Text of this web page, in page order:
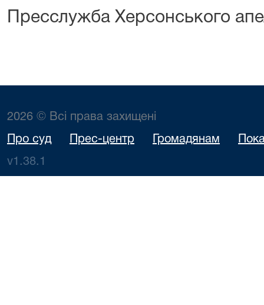
Пресслужба Херсонського
2026 © Всі права захищені
Про суд Прес-центр Громадянам
v1.38.1